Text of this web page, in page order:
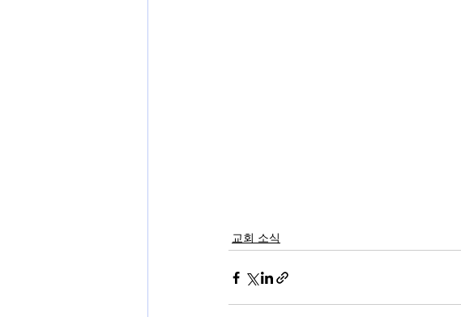
교회 소식